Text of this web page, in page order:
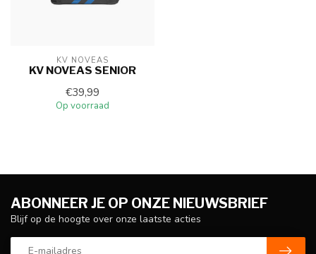
KV NOVEAS
KV NOVEAS SENIOR
€39,99
Op voorraad
ABONNEER JE OP ONZE NIEUWSBRIEF
Blijf op de hoogte over onze laatste acties